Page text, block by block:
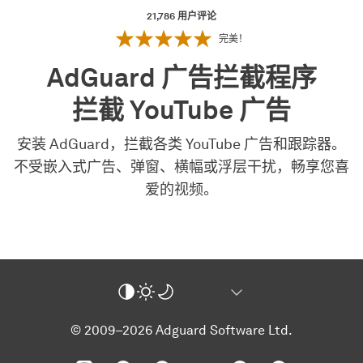
21,786 用户评论
完美！
AdGuard 广告拦截程序
拦截 YouTube 广告
安装 AdGuard，拦截各类 YouTube 广告和跟踪器。
不受嵌入式广告、弹窗、横幅或浮层干扰，畅享您喜
爱的视频。
© 2009–2026 Adguard Software Ltd.